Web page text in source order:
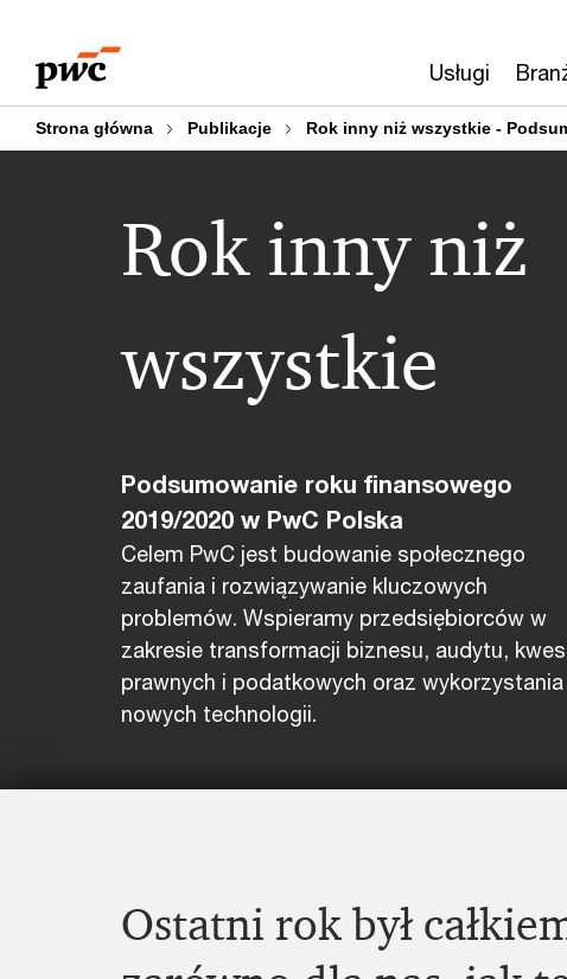
treści
stopki
Usługi
Strona główna Publikacje Rok inny niż wszystkie -
Rok inny niż
wszystkie
Podsumowanie roku finansowego
2019/2020 w PwC Polska
Celem PwC jest budowanie społecznego
zaufania i rozwiązywanie kluczowych
problemów. Wspieramy przedsiębiorców w
zakresie transformacji biznesu, audytu,
prawnych i podatkowych oraz wykorzystania
nowych technologii.
Ostatni rok był